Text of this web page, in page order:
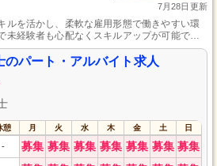
7月28日更新
ルを活かし、柔軟な雇用形態で働きやすい環
未経験者も心配なくスキルアップが可能で
のパート・アルバイト求人
憩 月 火 水 木 金 土 日
- 募集 募集 募集 募集 募集 募集 募集